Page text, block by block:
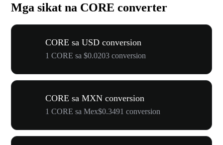
Mga sikat na CORE converter
CORE sa USD conversion
1 CORE sa $0.0203 conversion
CORE sa MXN conversion
1 CORE sa Mex$0.3491 conversion